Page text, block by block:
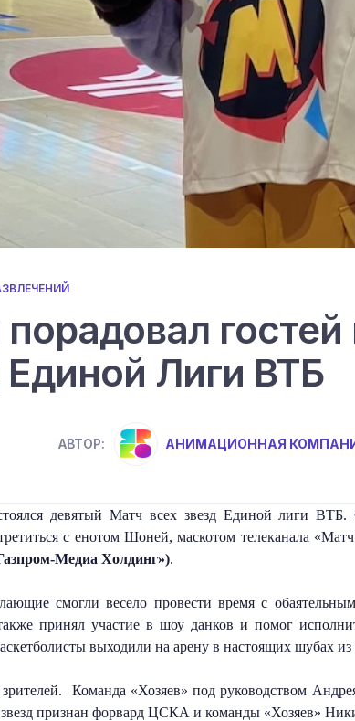
Единой Лиги ВТБ
АВТОР: АНИМАЦИОННАЯ
девятый Матч всех звезд Единой лиги ВТБ.
с енотом Шоней, маскотом телеканала
Медиа Холдинг»).
смогли весело провести время с
принял участие в шоу данков и помог
выходили на арену в настоящих шубах
Команда «Хозяев» под руководством
признан форвард ЦСКА и команды «Хозяев»